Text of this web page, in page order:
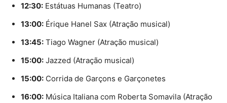
12:30: Estátuas Humanas (Teatro)
13:00: Érique Hanel Sax (Atração musical)
13:45: Tiago Wagner (Atração musical)
15:00: Jazzed (Atração musical)
15:00: Corrida de Garçons e Garçonetes
16:00: Música Italiana com Roberta Somavila (Atração